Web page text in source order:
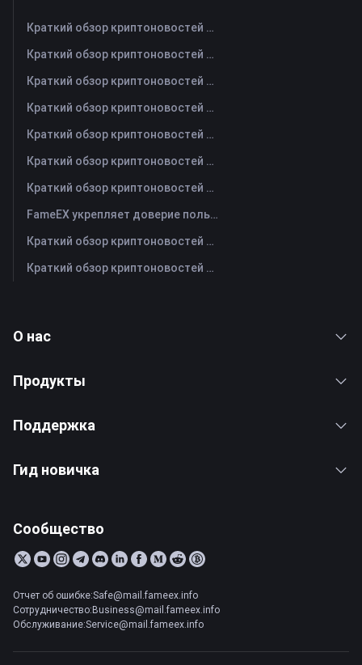
Краткий обзор криптоновостей FameEX за сегодня | 6 августа 2026 г
Краткий обзор криптоновостей FameEX за сегодня | 5 августа 2026 г
Краткий обзор криптоновостей FameEX за сегодня | 4 августа 2026 г
Краткий обзор криптоновостей FameEX за сегодня | 3 августа 2026 г
Краткий обзор криптоновостей FameEX за сегодня | 31 июля 2026 г
Краткий обзор криптоновостей FameEX за сегодня | 30 июля 2026 г
Краткий обзор криптоновостей FameEX за сегодня | 29 июля 2026 г
FameEX укрепляет доверие пользователей благодаря восьми годам стабильной работы и глобальному росту
Краткий обзор криптоновостей FameEX за сегодня | 28 июля 2026 г
Краткий обзор криптоновостей FameEX за сегодня | 27 июля 2026 г
О нас
Продукты
Поддержка
Гид новичка
Сообщество
Отчет об ошибке:Safe@mail.fameex.info
Сотрудничество:Business@mail.fameex.info
Обслуживание:Service@mail.fameex.info